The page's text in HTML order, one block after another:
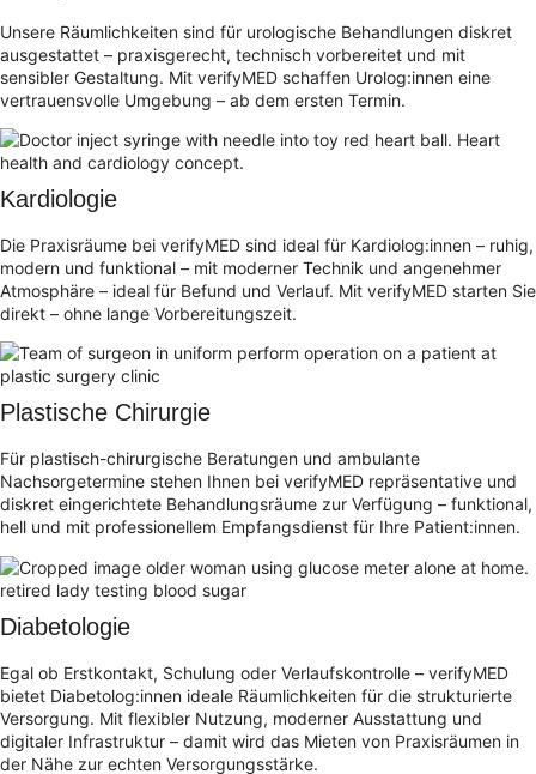
Unsere Räumlichkeiten sind für urologische Behandlungen diskret
ausgestattet – praxisgerecht, technisch vorbereitet und mit
sensibler Gestaltung. Mit verifyMED schaffen Urolog:innen eine
vertrauensvolle Umgebung – ab dem ersten Termin.
Kardiologie
Die Praxisräume bei verifyMED sind ideal für Kardiolog:innen – ruhig,
modern und funktional – mit moderner Technik und angenehmer
Atmosphäre – ideal für Befund und Verlauf. Mit verifyMED starten Sie
direkt – ohne lange Vorbereitungszeit.
Plastische Chirurgie
Für plastisch-chirurgische Beratungen und ambulante
Nachsorgetermine stehen Ihnen bei verifyMED repräsentative und
diskret eingerichtete Behandlungsräume zur Verfügung – funktional,
hell und mit professionellem Empfangsdienst für Ihre Patient:innen.
Diabetologie
Egal ob Erstkontakt, Schulung oder Verlaufskontrolle – verifyMED
bietet Diabetolog:innen ideale Räumlichkeiten für die strukturierte
Versorgung. Mit flexibler Nutzung, moderner Ausstattung und
digitaler Infrastruktur – damit wird das Mieten von Praxisräumen in
der Nähe zur echten Versorgungsstärke.